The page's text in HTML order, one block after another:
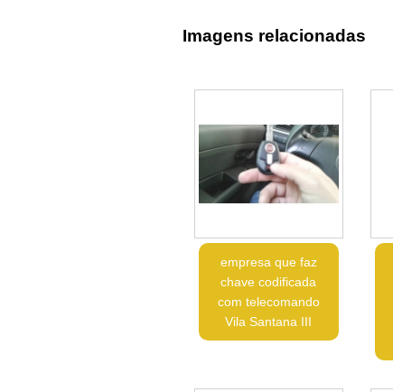
Imagens relacionadas
empresa que faz
chave codificada
com telecomando
Vila Santana III